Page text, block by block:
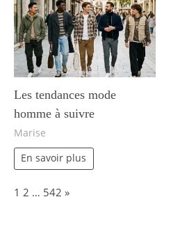
Les tendances mode
homme à suivre
Marise
En savoir plus
Page:
1 2 … 542 Next
»